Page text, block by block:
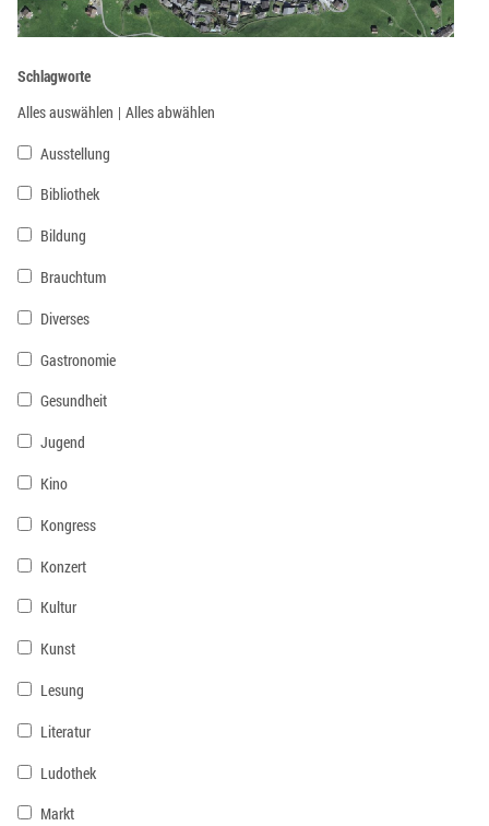
Schlagworte
Alles auswählen | Alles abwählen
Ausstellung
Bibliothek
Bildung
Brauchtum
Diverses
Gastronomie
Gesundheit
Jugend
Kino
Kongress
Konzert
Kultur
Kunst
Lesung
Literatur
Ludothek
Markt